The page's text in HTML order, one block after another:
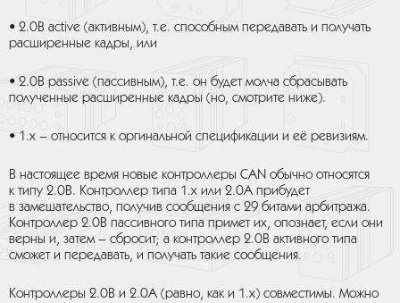
• 2.0B active (активным), т.е. способным передавать и получать
расширенные кадры, или
• 2.0B passive (пассивным), т.е. он будет молча сбрасывать
полученные расширенные кадры (но, смотрите ниже).
• 1.x – относится к оргинальной спецификации и её ревизиям.
В настоящее время новые контроллеры CAN обычно относятся
к типу 2.0B. Контроллер типа 1.x или 2.0A прибудет
в замешательство, получив сообщения с 29 битами арбитража.
Контроллер 2.0B пассивного типа примет их, опознает, если они
верны и, затем – сбросит; a контроллер 2.0B активного типа
сможет и передавать, и получать такие сообщения.
Контроллеры 2.0B и 2.0A (равно, как и 1.x) совместимы. Можно